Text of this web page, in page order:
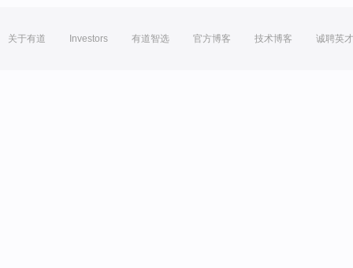
关于有道 Investors 有道智选 官方博客 技术博客 诚聘英才